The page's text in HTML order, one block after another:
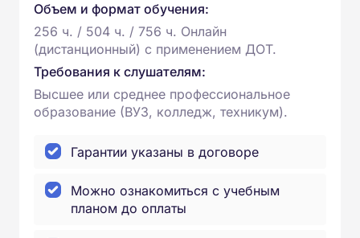
Объем и формат обучения:
256 ч. / 504 ч. / 756 ч. Онлайн
(дистанционный) с применением ДОТ.
Требования к слушателям:
Высшее или среднее профессиональное
образование (ВУЗ, колледж, техникум).
Гарантии указаны в договоре
Можно ознакомиться с учебным
планом до оплаты